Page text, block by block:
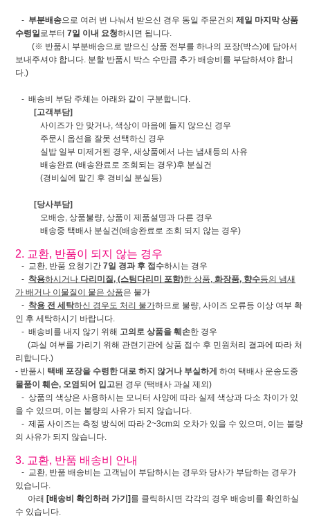
- 부분배송으로 여러 번 나눠서 받으신 경우 동일 주문건의 제일 마지막 상품
수령일로부터 7일 이내 요청하시면 됩니다.
(※ 반품시 부분배송으로 받으신 상품 전부를 하나의 포장(박스)에 담아서
보내주셔야 합니다. 분할 반품시 박스 수만큼 추가 배송비를 부담하셔야 합니
다.)
- 배송비 부담 주체는 아래와 같이 구분합니다.
[고객부담]
사이즈가 안 맞거나, 색상이 마음에 들지 않으신 경우
주문시 옵션을 잘못 선택하신 경우
실밥 일부 미제거된 경우, 새상품에서 나는 냄새등의 사유
배송완료 (배송완료로 조회되는 경우)후 분실건
(경비실에 맡긴 후 경비실 분실등)
[당사부담]
오배송, 상품불량, 상품이 제품설명과 다른 경우
배송중 택배사 분실건(배송완료로 조회 되지 않는 경우)
2. 교환, 반품이 되지 않는 경우
- 교환, 반품 요청기간 7일 경과 후 접수하시는 경우
- 착용하시거나 다리미질, (스팀다리미 포함)한 상품, 화장품, 향수등의 냄새
가 배거나 이물질이 뭍은 상품은 불가
- 착용 전 세탁하신 경우도 처리 불가하므로 불량, 사이즈 오류등 이상 여부 확
인 후 세탁하시기 바랍니다.
- 배송비를 내지 않기 위해 고의로 상품을 훼손한 경우
(과실 여부를 가리기 위해 관련기관에 상품 접수 후 민원처리 결과에 따라 처
리합니다.)
- 반품시 택배 포장을 수령한 대로 하지 않거나 부실하게 하여 택배사 운송도중
물품이 훼손, 오염되어 입고된 경우 (택배사 과실 제외)
- 상품의 색상은 사용하시는 모니터 사양에 따라 실제 색상과 다소 차이가 있
을 수 있으며, 이는 불량의 사유가 되지 않습니다.
- 제품 사이즈는 측정 방식에 따라 2~3cm의 오차가 있을 수 있으며, 이는 불량
의 사유가 되지 않습니다.
3. 교환, 반품 배송비 안내
- 교환, 반품 배송비는 고객님이 부담하시는 경우와 당사가 부담하는 경우가
있습니다.
아래 [배송비 확인하러 가기] 를 클릭하시면 각각의 경우 배송비를 확인하실
수 있습니다.